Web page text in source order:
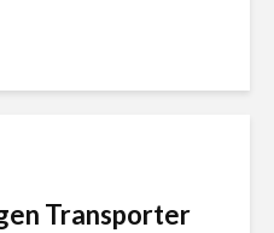
Transporter